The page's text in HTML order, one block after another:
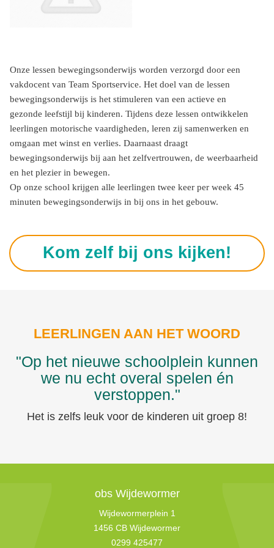
Onze lessen bewegingsonderwijs worden verzorgd door een
vakdocent van Team Sportservice. Het doel van de lessen
bewegingsonderwijs is het stimuleren van een actieve en
gezonde leefstijl bij kinderen. Tijdens deze lessen ontwikkelen
leerlingen motorische vaardigheden, leren zij samenwerken en
omgaan met winst en verlies. Daarnaast draagt
bewegingsonderwijs bij aan het zelfvertrouwen, de weerbaarheid
en het plezier in bewegen.
Op onze school krijgen alle leerlingen twee keer per week 45
minuten bewegingsonderwijs in bij ons in het gebouw.
Kom zelf bij ons kijken!
LEERLINGEN AAN HET WOORD
"Op het nieuwe schoolplein kunnen
we nu echt overal spelen én
verstoppen."
Het is zelfs leuk voor de kinderen uit groep 8!
obs Wijdewormer
Wijdewormerplein 1
1456 CB Wijdewormer
0299 425477